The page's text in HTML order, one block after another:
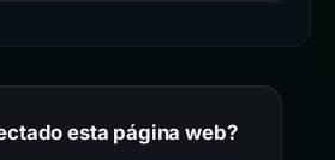
esta página web?